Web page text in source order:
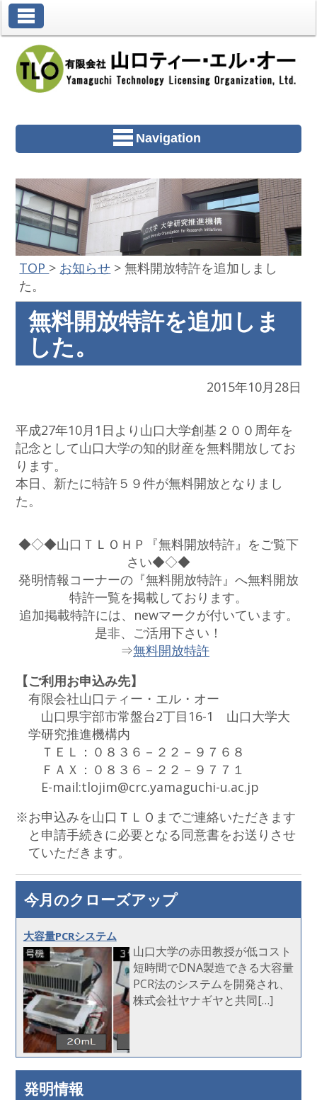
Navigation
TOP > お知らせ >無料開放特許を追加しまし
た。
無料開放特許を追加しま
した。
2015年10月28日
平成27年10月1日より山口大学創基２００周年を
記念として山口大学の知的財産を無料開放してお
ります。
本日、新たに特許５９件が無料開放となりまし
た。
◆◇◆山口ＴＬＯＨＰ『無料開放特許』をご覧下
さい◆◇◆
発明情報コーナーの『無料開放特許』へ無料開放
特許一覧を掲載しております。
追加掲載特許には、newマークが付いています。
是非、ご活用下さい！
⇒無料開放特許
【ご利用お申込み先】
有限会社山口ティー・エル・オー
山口県宇部市常盤台2丁目16-1 山口大学大
学研究推進機構内
ＴＥＬ：０８３６－２２－９７６８
ＦＡＸ：０８３６－２２－９７７１
E-mail:tlojim@crc.yamaguchi-u.ac.jp
※お申込みを山口ＴＬＯまでご連絡いただきます
と申請手続きに必要となる同意書をお送りさせ
ていただきます。
今月のクローズアップ
大容量PCRシステム
山口大学の赤田教授が低コスト
短時間でDNA製造できる大容量
PCR法のシステムを開発され、
株式会社ヤナギヤと共同[…]
発明情報